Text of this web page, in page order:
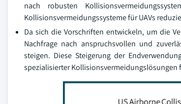
nach robusten
Kollisionsvermeidungssysteme für UAVs
Da sich die Vorschriften entwickeln, um die
Nachfrage nach anspruchsvollen und
steigen. Diese Steigerung der
spezialisierter Kollisionsvermeidungslösungen